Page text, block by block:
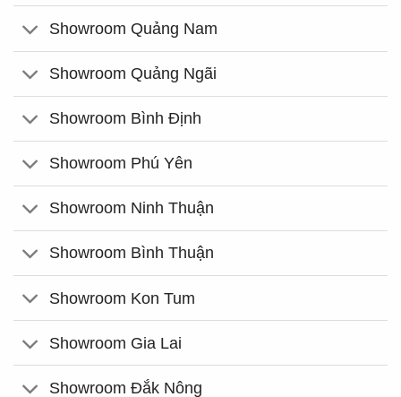
Showroom Quảng Nam
Showroom Quảng Ngãi
Showroom Bình Định
Showroom Phú Yên
Showroom Ninh Thuận
Showroom Bình Thuận
Showroom Kon Tum
Showroom Gia Lai
Showroom Đắk Nông